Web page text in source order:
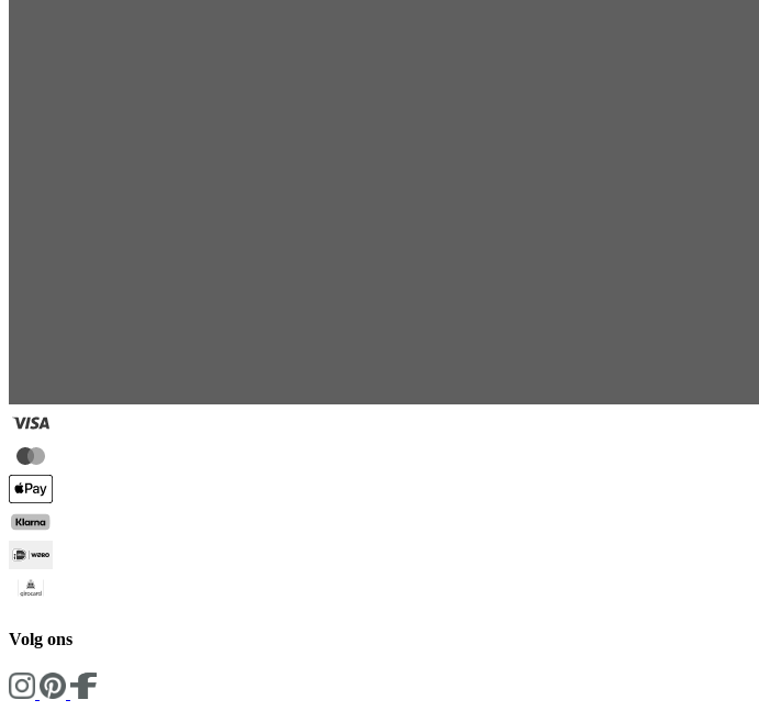
Volg ons